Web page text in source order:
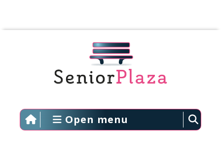
Open menu